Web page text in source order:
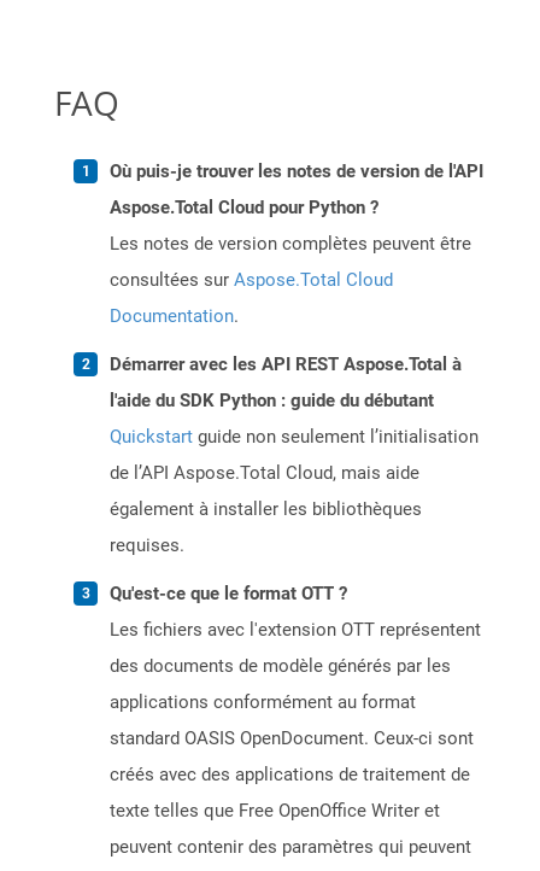
FAQ
Où puis-je trouver les notes de version de l'API
Aspose.Total Cloud pour Python ?
Les notes de version complètes peuvent être
consultées sur Aspose.Total Cloud
Documentation.
Démarrer avec les API REST Aspose.Total à
l'aide du SDK Python : guide du débutant
Quickstart guide non seulement l’initialisation
de l’API Aspose.Total Cloud, mais aide
également à installer les bibliothèques
requises.
Qu'est-ce que le format OTT ?
Les fichiers avec l'extension OTT représentent
des documents de modèle générés par les
applications conformément au format
standard OASIS OpenDocument. Ceux-ci sont
créés avec des applications de traitement de
texte telles que Free OpenOffice Writer et
peuvent contenir des paramètres qui peuvent